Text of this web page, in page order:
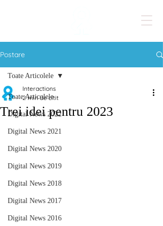
Postare
Toate Articolele
Digital News 2022
Digital News 2021
Digital News 2020
Digital News 2019
Digital News 2018
Digital News 2017
Digital News 2016
Toate Articolele
Trei idei pentru 2023
Interactions
2 min de citit